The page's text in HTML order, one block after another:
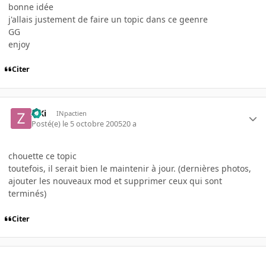
bonne idée
j'allais justement de faire un topic dans ce geenre
GG
enjoy
Citer
ZiKi INpactien
Posté(e) le 5 octobre 200520 a
chouette ce topic
toutefois, il serait bien le maintenir à jour. (dernières photos,
ajouter les nouveaux mod et supprimer ceux qui sont
terminés)
Citer